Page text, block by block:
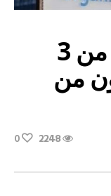
الصحة العالمية: أكثر من 3
من
2248
0